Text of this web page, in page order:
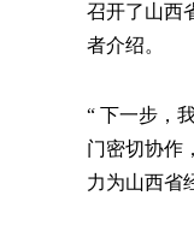
召开了山西
者介绍。
“ 下一步，
门密切协作
力为山西省